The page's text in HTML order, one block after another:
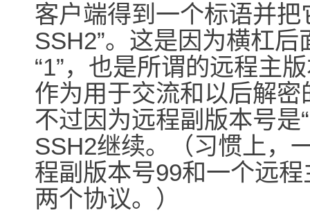
客户端得到一个标语并把
SSH2”。这是因为横杠后
“1”，也是所谓的远程主
作为用于交流和以后解密
不过因为远程副版本号是
SSH2继续。（习惯上，
程副版本号99和一个远
两个协议。）